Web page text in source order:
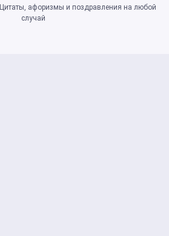
Цитаты, афоризмы и поздравления на любой
случай